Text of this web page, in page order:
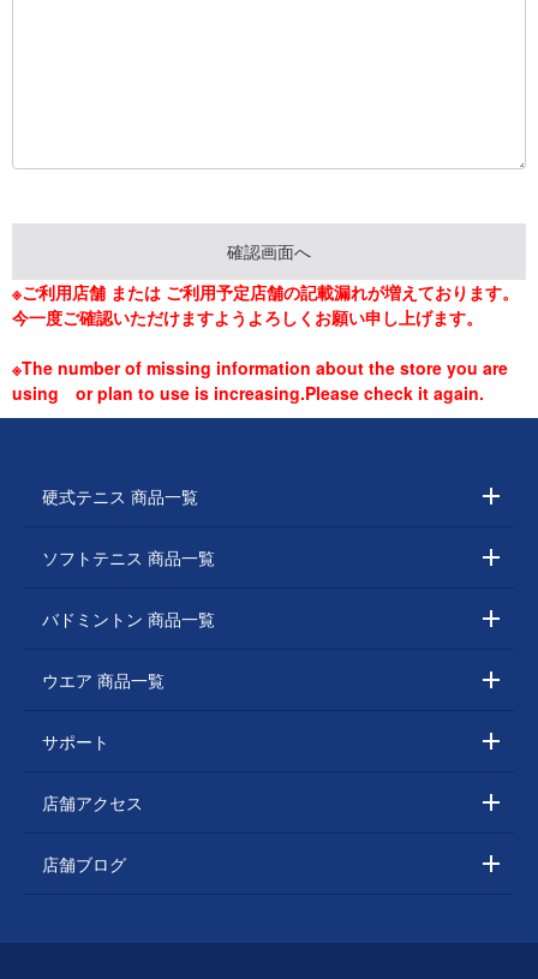
※ご利用店舗 または ご利用予定店舗の記載漏れが増えております。
今一度ご確認いただけますようよろしくお願い申し上げます。
※The number of missing information about the store you are
using or plan to use is increasing.Please check it again.
硬式テニス 商品一覧
ソフトテニス 商品一覧
バドミントン 商品一覧
ウエア 商品一覧
サポート
店舗アクセス
店舗ブログ